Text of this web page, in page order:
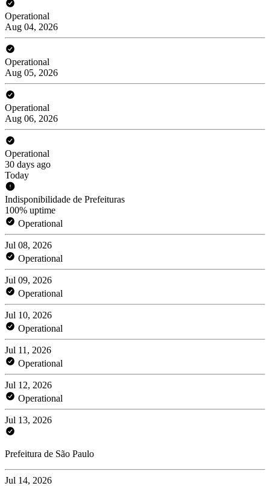
Operational
Aug 04, 2026
Operational
Aug 05, 2026
Operational
Aug 06, 2026
Operational
30 days ago
Today
Indisponibilidade de Prefeituras
100% uptime
Operational
Jul 08, 2026
Operational
Jul 09, 2026
Operational
Jul 10, 2026
Operational
Jul 11, 2026
Operational
Jul 12, 2026
Operational
Jul 13, 2026
Prefeitura de São Paulo
Jul 14, 2026